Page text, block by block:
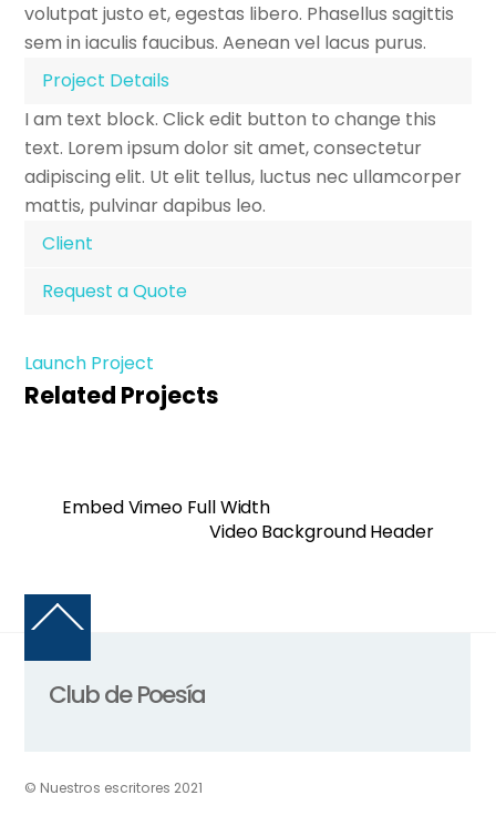
volutpat justo et, egestas libero. Phasellus sagittis
sem in iaculis faucibus. Aenean vel lacus purus.
Project Details
I am text block. Click edit button to change this
text. Lorem ipsum dolor sit amet, consectetur
adipiscing elit. Ut elit tellus, luctus nec ullamcorper
mattis, pulvinar dapibus leo.
Client
Request a Quote
Launch Project
Related Projects
Embed Vimeo Full Width
Video Background Header
Back
Top
Club de Poesía
© Nuestros escritores 2021